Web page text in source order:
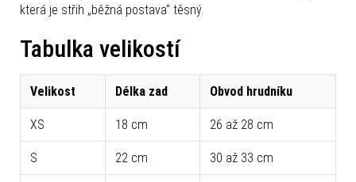
která je střih „běžná postava“ těsný.
Tabulka velikostí
Velikost Délka zad Obvod hrudníku
XS 18 cm 26 až 28 cm
S 22 cm 30 až 33 cm